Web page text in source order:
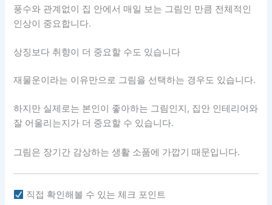
풍수와 관계없이 집 안에서 매일 보는 그림인 만큼 전체적인
인상이 중요합니다.
상징보다 취향이 더 중요할 수도 있습니다
재물운이라는 이유만으로 그림을 선택하는 경우도 있습니다.
하지만 실제로는 본인이 좋아하는 그림인지, 집안 인테리어와
잘 어울리는지가 더 중요할 수 있습니다.
그림은 장기간 감상하는 생활 소품에 가깝기 때문입니다.
직접 확인해볼 수 있는 체크 포인트